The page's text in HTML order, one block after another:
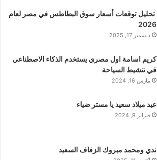
تحليل توقعات أسعار سوق البطاطس في مصر لعام
2026
ديسمبر 17, 2025
كريم اسامة اول مصري يستخدم الذكاء الاصطناعي
في تنشيط السياحة
مارس 16, 2024
عيد ميلاد سعيد يا مستر ضياء
فبراير 9, 2024
ندي ومحمد مبروك الزفاف السعيد